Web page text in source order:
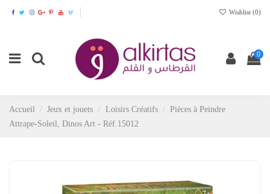
Wishlist (0)
0
Accueil Jeux et jouets Loisirs Créatifs
Pièces à Peindre
Attrape-Soleil, Dinos Art - Réf.15012